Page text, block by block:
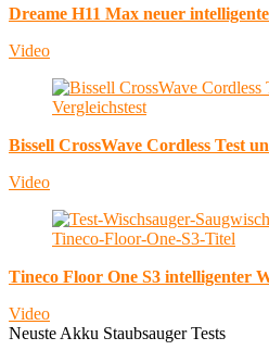
Dreame H11 Max neuer
Video
Bissell CrossWave Cordless Test
Video
Tineco Floor One S3 intelligenter
Video
Neuste Akku Staubsauger Tests